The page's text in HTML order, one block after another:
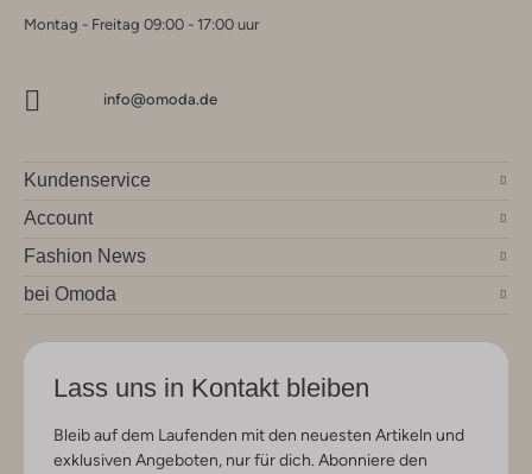
Montag - Freitag 09:00 - 17:00 uur
info@omoda.de
Kundenservice
Account
Fashion News
bei Omoda
Lass uns in Kontakt bleiben
Bleib auf dem Laufenden mit den neuesten Artikeln und
exklusiven Angeboten, nur für dich. Abonniere den